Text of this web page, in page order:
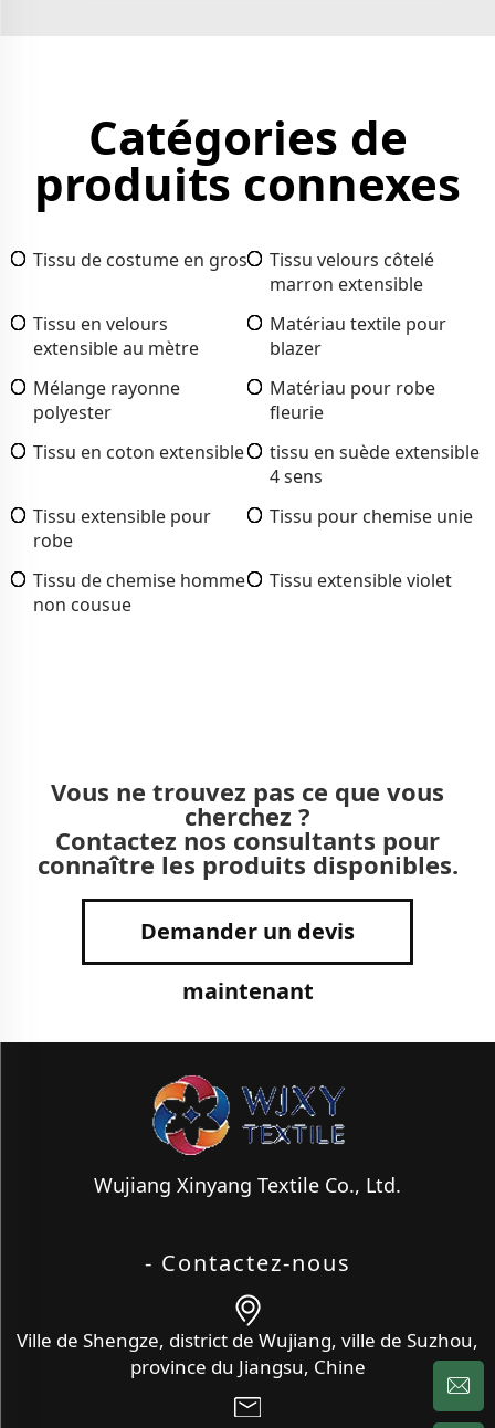
Catégories de
produits connexes
Tissu de costume en gros
Tissu velours côtelé
marron extensible
Tissu en velours
extensible au mètre
Matériau textile pour
blazer
Mélange rayonne
polyester
Matériau pour robe
fleurie
Tissu en coton extensible
tissu en suède extensible
4 sens
Tissu extensible pour
robe
Tissu pour chemise unie
Tissu de chemise homme
non cousue
Tissu extensible violet
Vous ne trouvez pas ce que vous
cherchez ?
Contactez nos consultants pour
connaître les produits disponibles.
Demander un devis
maintenant
Wujiang Xinyang Textile Co., Ltd.
- Contactez-nous
Ville de Shengze, district de Wujiang, ville de Suzhou,
province du Jiangsu, Chine